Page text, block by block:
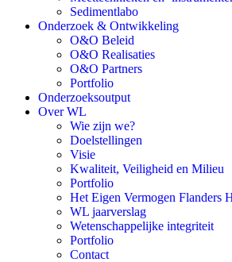
Sedimentlabo
Onderzoek & Ontwikkeling
O&O Beleid
O&O Realisaties
O&O Partners
Portfolio
Onderzoeksoutput
Over WL
Wie zijn we?
Doelstellingen
Visie
Kwaliteit, Veiligheid en Milieu
Portfolio
Het Eigen Vermogen Flanders
WL jaarverslag
Wetenschappelijke integriteit
Portfolio
Contact